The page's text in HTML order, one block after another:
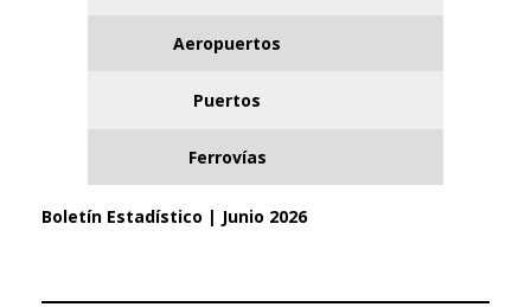
Aeropuertos
Puertos
Ferrovías
Boletín Estadístico | Junio 2026